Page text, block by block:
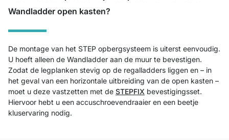
Wandladder open kasten?
De montage van het STEP opbergsysteem is uiterst eenvoudig.
U hoeft alleen de Wandladder aan de muur te bevestigen.
Zodat de legplanken stevig op de regalladders liggen en – in
het geval van een horizontale uitbreiding van de open kasten –
moet u deze vastzetten met de STEPFIX bevestigingsset.
Hiervoor hebt u een accuschroevendraaier en een beetje
kluservaring nodig.